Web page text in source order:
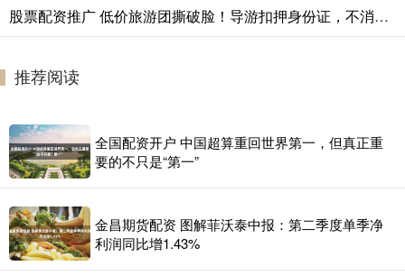
股票配资推广 低价旅游团撕破脸！导游扣押身份证，不消费2万不让走
推荐阅读
全国配资开户 中国超算重回世界第一，但真正重
要的不只是“第一”
金昌期货配资 图解菲沃泰中报：第二季度单季净
利润同比增1.43%